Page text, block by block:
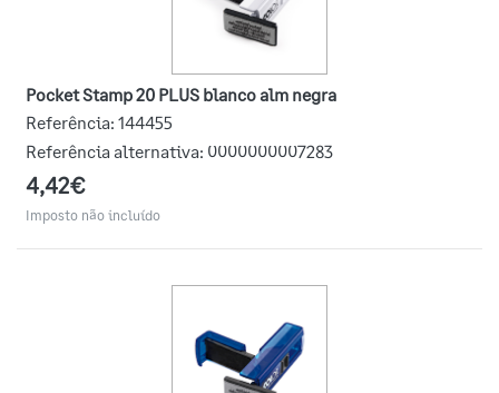
Pocket Stamp 20 PLUS blanco alm negra
Referência: 144455
Referência alternativa: 0000000007283
4,42€
Imposto não incluído